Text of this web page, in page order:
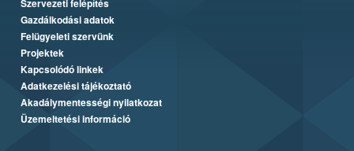
Szervezeti felépítés
Gazdálkodási adatok
Felügyeleti szervünk
Projektek
Kapcsolódó linkek
Adatkezelési tájékoztató
Akadálymentességi nyilatkozat
Üzemeltetési információ